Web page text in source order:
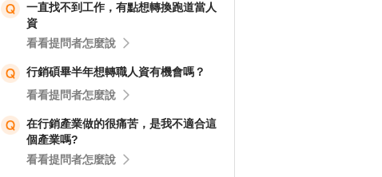
一直找不到工作，有點想轉換跑道當人
資
看看提問者怎麼說
行銷碩畢半年想轉職人資有機會嗎？
看看提問者怎麼說
在行銷產業做的很痛苦，是我不適合這
個產業嗎?
看看提問者怎麼說